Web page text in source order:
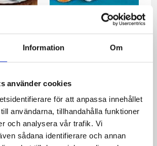
Information Om
använder cookies
för att anpassa innehållet
användarna, tillhandahålla funktioner
och analysera vår trafik. Vi
sådana identifierare och annan
Kantarellsoppa